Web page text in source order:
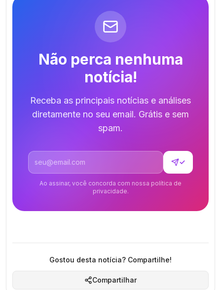
Não perca nenhuma
notícia!
Receba as principais notícias e análises
diretamente no seu email. Grátis e sem
spam.
Endereço de email
✓
Ao assinar, você concorda com nossa política de
privacidade.
Gostou desta notícia? Compartilhe!
Compartilhar